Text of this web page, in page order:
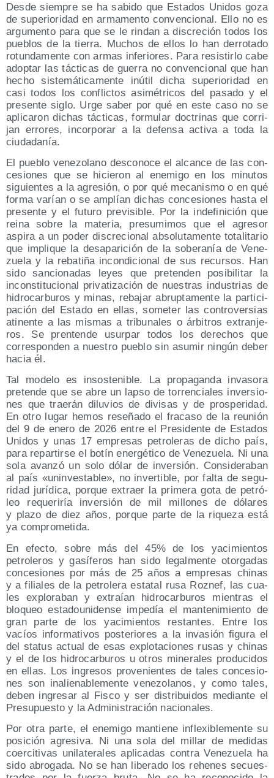
Des­de siem­pre se ha sabi­do que Esta­dos Uni­dos goza
de supe­rio­ri­dad en arma­men­to con­ven­cio­nal. Ello no es
argu­men­to para que se le rin­dan a dis­cre­ción todos los
pue­blos de la tie­rra. Muchos de ellos lo han derro­ta­do
rotun­da­men­te con armas infe­rio­res. Para resis­tir­lo cabe
adop­tar las tác­ti­cas de gue­rra no con­ven­cio­nal que han
hecho sis­te­má­ti­ca­men­te inú­til dicha supe­rio­ri­dad en
casi todos los con­flic­tos asi­mé­tri­cos del pasa­do y el
pre­sen­te siglo. Urge saber por qué en este caso no se
apli­ca­ron dichas tác­ti­cas, for­mu­lar doc­tri­nas que corri­
jan erro­res, incor­po­rar a la defen­sa acti­va a toda la
ciudadanía.
El pue­blo vene­zo­lano des­co­no­ce el alcan­ce de las con­
ce­sio­nes que se hicie­ron al enemi­go en los minu­tos
siguien­tes a la agre­sión, o por qué meca­nis­mo o en qué
for­ma varían o se amplían dichas con­ce­sio­nes has­ta el
pre­sen­te y el futu­ro pre­vi­si­ble. Por la inde­fi­ni­ción que
rei­na sobre la mate­ria, pre­su­mi­mos que el agre­sor
aspi­ra a un poder dis­cre­cio­nal abso­lu­ta­men­te tota­li­ta­rio
que impli­que la des­apa­ri­ción de la sobe­ra­nía de Vene­
zue­la y la reba­ti­ña incon­di­cio­nal de sus recur­sos. Han
sido san­cio­na­das leyes que pre­ten­den posi­bi­li­tar la
incons­ti­tu­cio­nal pri­va­ti­za­ción de nues­tras indus­trias de
hidro­car­bu­ros y minas, reba­jar abrup­ta­men­te la par­ti­ci­
pa­ción del Esta­do en ellas, some­ter las con­tro­ver­sias
ati­nen­te a las mis­mas a tri­bu­na­les o árbi­tros extran­je­
ros. Se pren­ten­de usur­par todos los dere­chos que
corres­pon­den a nues­tro pue­blo sin asu­mir nin­gún deber
hacia él.
Tal mode­lo es insos­te­ni­ble. La pro­pa­gan­da inva­so­ra
pre­ten­de que se abre un lap­so de torren­cia­les inver­sio­
nes que trae­rán dilu­vios de divi­sas y de pros­pe­ri­dad.
En otro lugar hemos rese­ña­do el fra­ca­so de la reu­nión
del 9 de enero de 2026 entre el Pre­si­den­te de Esta­dos
Uni­dos y unas 17 empre­sas petro­le­ras de dicho país,
para repar­tir­se el botín ener­gé­ti­co de Vene­zue­la. Ni una
sola avan­zó un solo dólar de inver­sión. Con­si­de­ra­ban
al país «unin­ves­ta­ble», no inver­ti­ble, por fal­ta de segu­
ri­dad jurí­di­ca, por­que extraer la pri­me­ra gota de petró­
leo reque­ri­ría inver­sión de mil millo­nes de dóla­res
y pla­zo de diez años, por­que par­te de la rique­za está
ya comprometida.
En efec­to, sobre más del 45% de los yaci­mien­tos
petro­le­ros y gasí­fe­ros han sido legal­men­te otor­ga­das
con­ce­sio­nes por más de 25 años a empre­sas chi­nas
y a filia­les de la petro­le­ra esta­tal rusa Roz­nef, las cua­
les explo­ra­ban y extraían hidro­car­bu­ros mien­tras el
blo­queo esta­dou­ni­den­se impe­día el man­te­ni­mien­to de
gran par­te de los yaci­mien­tos res­tan­tes. Entre los
vacíos infor­ma­ti­vos pos­te­rio­res a la inva­sión figu­ra el
del sta­tus actual de esas explo­ta­cio­nes rusas y chi­nas
y el de los hidro­car­bu­ros u otros mine­ra­les pro­du­ci­dos
en ellas. Los ingre­sos pro­ve­nien­tes de tales con­ce­sio­
nes son inalie­na­ble­men­te vene­zo­la­nos, y como tales,
deben ingre­sar al Fis­co y ser dis­tri­bui­dos median­te el
Pre­su­pues­to y la Admi­nis­tra­ción nacionales.
Por otra par­te, el enemi­go man­tie­ne infle­xi­ble­men­te su
posi­ción agre­si­va. Ni una sola del millar de medi­das
coer­ci­ti­vas uni­la­te­ra­les apli­ca­das con­tra Vene­zue­la ha
sido abro­ga­da. No se han libe­ra­do los rehe­nes secues­